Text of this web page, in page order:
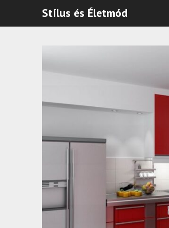
Stílus és Életmód